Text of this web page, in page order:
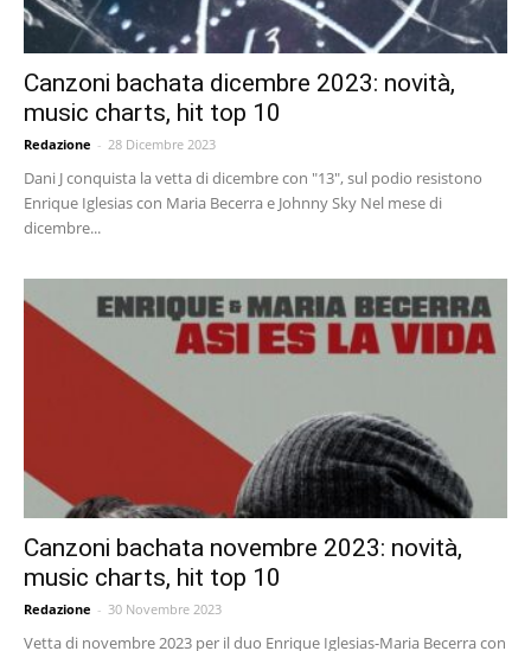
Canzoni bachata dicembre 2023: novità,
music charts, hit top 10
Redazione - 28 Dicembre 2023
Dani J conquista la vetta di dicembre con "13", sul podio resistono
Enrique Iglesias con Maria Becerra e Johnny Sky Nel mese di
dicembre...
Canzoni bachata novembre 2023: novità,
music charts, hit top 10
Redazione - 30 Novembre 2023
Vetta di novembre 2023 per il duo Enrique Iglesias-Maria Becerra con